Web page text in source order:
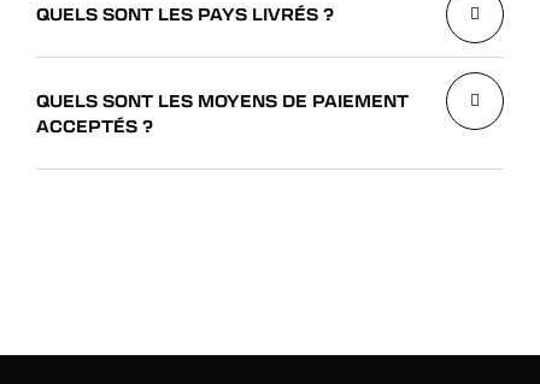
QUELS SONT LES PAYS LIVRÉS ?
QUELS SONT LES MOYENS DE PAIEMENT
ACCEPTÉS ?